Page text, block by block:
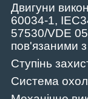
Двигуни
60034-1, IEC
57530/VDE
пов'язаними
Ступінь
Система